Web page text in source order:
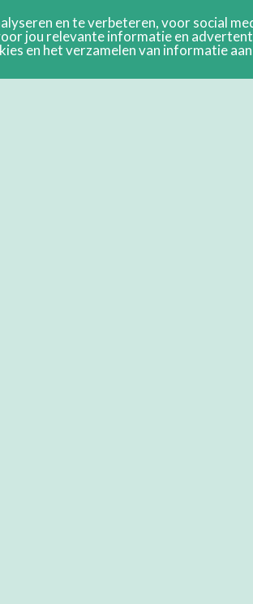
en te verbeteren, voor social
jou relevante informatie en
en het verzamelen van informatie